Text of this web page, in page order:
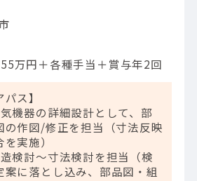
万円＋各種手当＋賞与年2回
パス】
機器の詳細設計として、部
の作図/修正を担当（寸法反映
実施）
検討～寸法検討を担当（検
に落とし込み、部品図・組